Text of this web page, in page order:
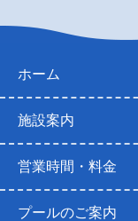
ホーム
施設案内
営業時間・料金
プールのご案内